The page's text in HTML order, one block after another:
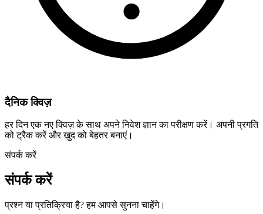
दैनिक क्विज़
हर दिन एक नए क्विज़ के साथ अपने निवेश ज्ञान का परीक्षण करें। अपनी प्रगति
को ट्रैक करें और खुद को बेहतर बनाएं।
संपर्क करें
संपर्क करें
प्रश्न या प्रतिक्रिया है? हम आपसे सुनना चाहेंगे।